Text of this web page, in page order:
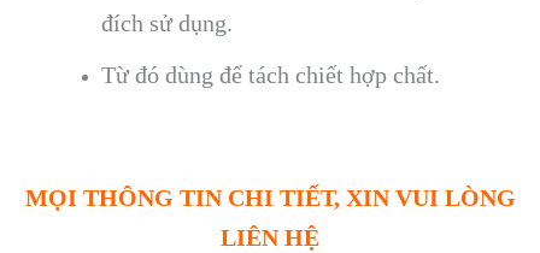
đích sử dụng.
Từ đó dùng để tách chiết hợp chất.
MỌI THÔNG TIN CHI TIẾT, XIN VUI LÒNG
LIÊN HỆ